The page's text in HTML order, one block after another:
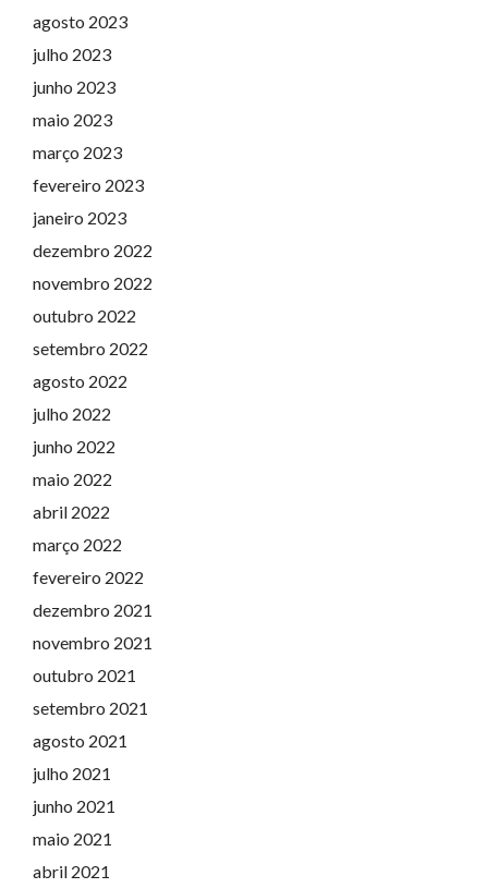
agosto 2023
julho 2023
junho 2023
maio 2023
março 2023
fevereiro 2023
janeiro 2023
dezembro 2022
novembro 2022
outubro 2022
setembro 2022
agosto 2022
julho 2022
junho 2022
maio 2022
abril 2022
março 2022
fevereiro 2022
dezembro 2021
novembro 2021
outubro 2021
setembro 2021
agosto 2021
julho 2021
junho 2021
maio 2021
abril 2021